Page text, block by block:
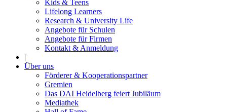
Kids & Teens
Lifelong Learners
Research & University Life
Angebote für Schulen
Angebote für Firmen
Kontakt & Anmeldung
|
Über uns
Förderer & Kooperationspartner
Gremien
Das DAI Heidelberg feiert Jubiläum
Mediathek